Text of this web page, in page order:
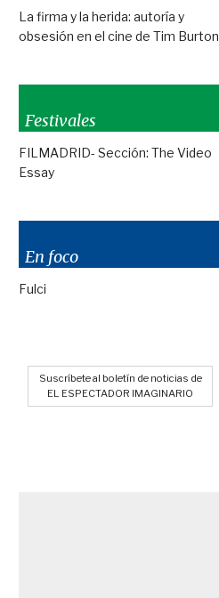
La firma y la herida: autoría y
obsesión en el cine de Tim Burton
Festivales
FILMADRID- Sección: The Video
Essay
En foco
Fulci
Suscríbete al boletín de noticias de
EL ESPECTADOR IMAGINARIO